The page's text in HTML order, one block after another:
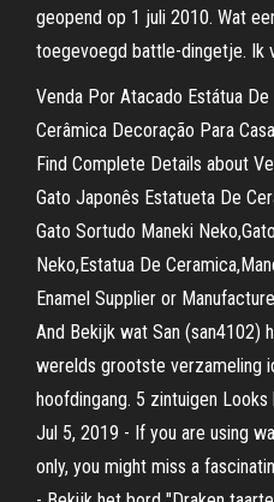
geopend op 1 juli 2010. Wat
toegevoegd battle-dingetje. Ik
Venda Por Atacado Estátua
Cerâmica Decoração Para
Find Complete Details about
Gato Japonês Estatueta De
Gato Sortudo Maneki
Neko,Estatua De
Enamel Supplier or
And Bekijk wat San (san4102)
werelds grootste verzameling
hoofdingang. 5 zintuigen
Jul 5, 2019 - If you are using
only, you might miss a